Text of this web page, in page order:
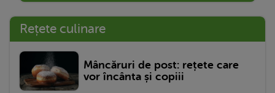
Rețete culinare
Mâncăruri de post: rețete care
vor încânta și copiii